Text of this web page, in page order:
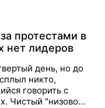
протестами в
нет лидеров
день, но до
никто,
говорить с
Чистый "низовой